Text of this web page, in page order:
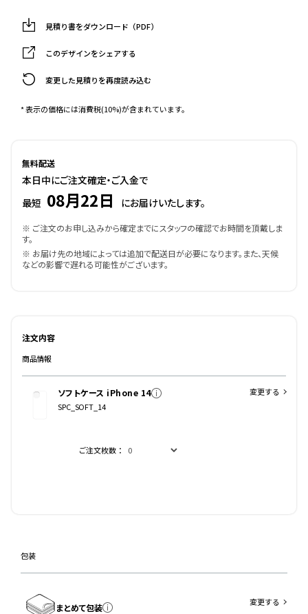
見積り書をダウンロード（PDF）
このデザインをシェアする
変更した見積りを再度読み込む
* 表示の価格には消費税(10%)が含まれています。
無料配送
本日中にご注文確定・ご入金で
最短 08月22日 にお届けいたします。
※ ご注文のお申し込みから確定までにスタッフの確認でお時間を頂戴しま
す。
※ お届け先の地域によっては追加で配送日が必要になります。また、天候
などの影響で遅れる可能性がございます。
注文内容
商品情報
ソフトケース iPhone 14
SPC_SOFT_14
ご注文枚数：
変更する
包装
まとめて包装 変更する